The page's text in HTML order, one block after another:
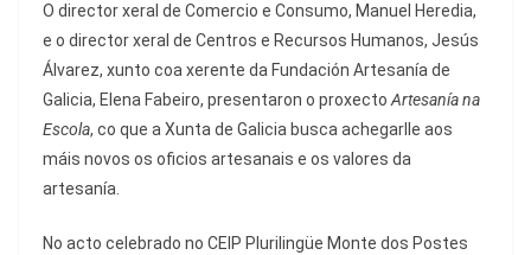
O director xeral de Comercio e Consumo, Manuel Heredia,
e o director xeral de Centros e Recursos Humanos, Jesús
Álvarez, xunto coa xerente da Fundación Artesanía de
Galicia, Elena Fabeiro, presentaron o proxectoArtesanía na
Escola, co que a Xunta de Galicia busca achegarlle aos
máis novos os oficios artesanais e os valores da
artesanía.
No acto celebrado no CEIP Plurilingüe Monte dos Postes